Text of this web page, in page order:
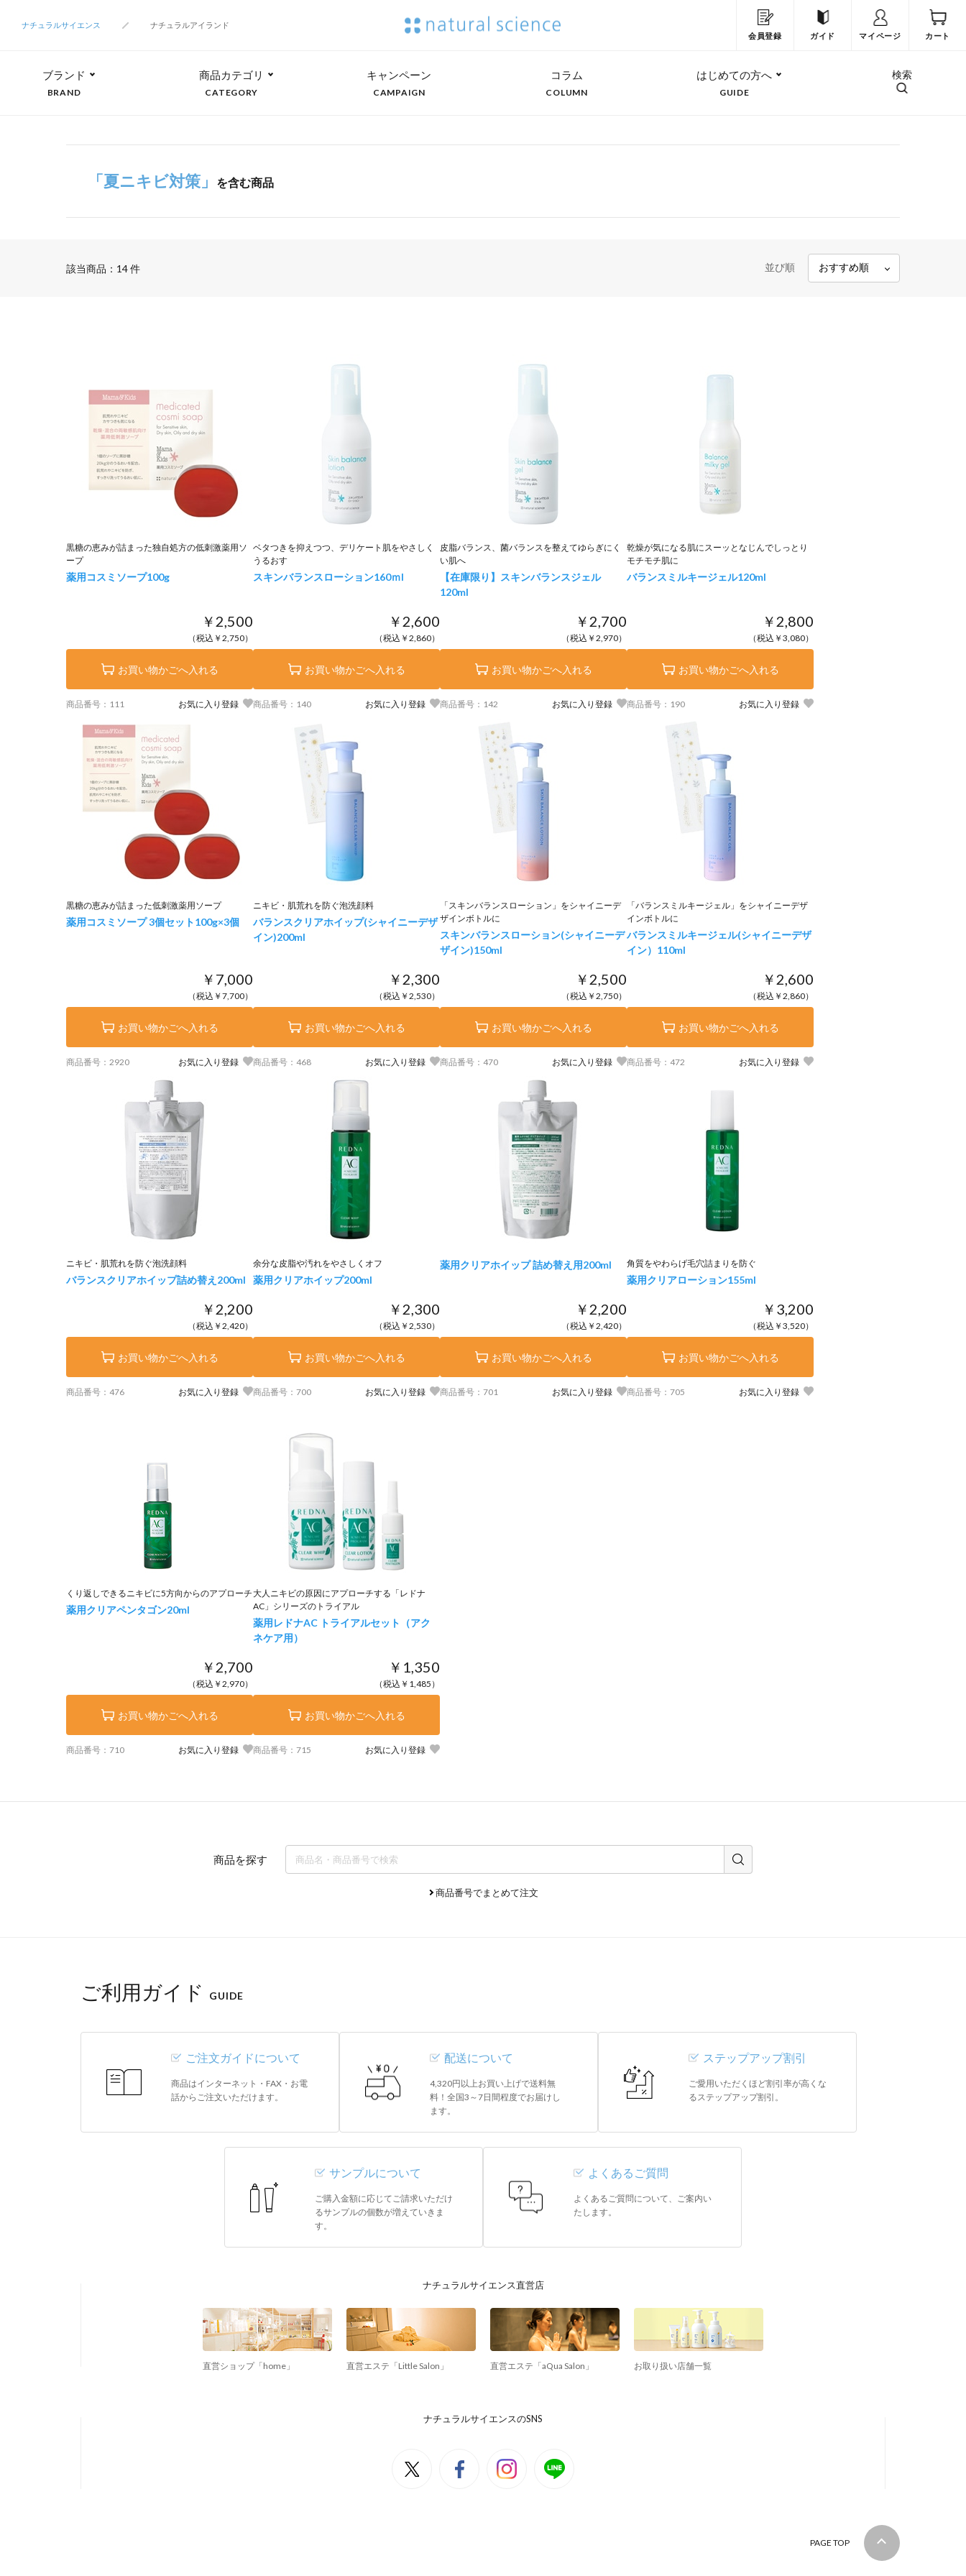
ナチュラルサイエンス
ナチュラルアイランド
会員登録
ガイド マイページ カート
ブランド
BRAND
商品カテゴリ
CATEGORY
キャンペーン
CAMPAIGN
コラム
COLUMN
はじめての方へ
GUIDE
検索
「夏ニキビ対策」 を含む商品
該当商品：14 件 並び順
黒糖の恵みが詰まった独自処方の低刺激薬用ソ
ープ
薬用コスミソープ100g
￥2,500
（税込￥2,750）
お買い物かごへ入れる
商品番号：111 お気に入り登録
ベタつきを抑えつつ、デリケート肌をやさしく
うるおす
スキンバランスローション160ｍl
￥2,600
（税込￥2,860）
お買い物かごへ入れる
商品番号：140 お気に入り登録
皮脂バランス、菌バランスを整えてゆらぎにく
い肌へ
【在庫限り】スキンバランスジェル
120ml
￥2,700
（税込￥2,970）
お買い物かごへ入れる
商品番号：142 お気に入り登録
乾燥が気になる肌にスーッとなじんでしっとり
モチモチ肌に
バランスミルキージェル120ml
￥2,800
（税込￥3,080）
お買い物かごへ入れる
商品番号：190 お気に入り登録
黒糖の恵みが詰まった低刺激薬用ソープ
薬用コスミソープ 3個セット100g×3個
￥7,000
（税込￥7,700）
お買い物かごへ入れる
商品番号：2920 お気に入り登録
ニキビ・肌荒れを防ぐ泡洗顔料
バランスクリアホイップ(シャイニーデザ
イン)200ml
￥2,300
（税込￥2,530）
お買い物かごへ入れる
商品番号：468 お気に入り登録
「スキンバランスローション」をシャイニーデ
ザインボトルに
スキンバランスローション(シャイニーデ
ザイン)150ml
￥2,500
（税込￥2,750）
お買い物かごへ入れる
商品番号：470 お気に入り登録
「バランスミルキージェル」をシャイニーデザ
インボトルに
バランスミルキージェル(シャイニーデザ
イン） 110ml
￥2,600
（税込￥2,860）
お買い物かごへ入れる
商品番号：472 お気に入り登録
ニキビ・肌荒れを防ぐ泡洗顔料
バランスクリアホイップ詰め替え 200ml
￥2,200
（税込￥2,420）
お買い物かごへ入れる
商品番号：476 お気に入り登録
余分な皮脂や汚れをやさしくオフ
薬用クリアホイップ200ml
￥2,300
（税込￥2,530）
お買い物かごへ入れる
商品番号：700 お気に入り登録
薬用クリアホイップ 詰め替え用200ml
￥2,200
（税込￥2,420）
お買い物かごへ入れる
商品番号：701 お気に入り登録
角質をやわらげ毛穴詰まりを防ぐ
薬用クリアローション155ml
￥3,200
（税込￥3,520）
お買い物かごへ入れる
商品番号：705 お気に入り登録
くり返しできるニキビに5方向からのアプローチ
薬用クリアペンタゴン20ml
￥2,700
（税込￥2,970）
お買い物かごへ入れる
商品番号：710 お気に入り登録
大人ニキビの原因にアプローチする「レドナ
AC」シリーズのトライアル
薬用レドナAC トライアルセット（アク
ネケア用）
￥1,350
（税込￥1,485）
お買い物かごへ入れる
商品番号：715 お気に入り登録
商品を探す
商品番号でまとめて注文
ご利用ガイド GUIDE
ご注文ガイドについて
商品はインターネット・FAX・お電
話からご注文いただけます。
配送について
4,320円以上お買い上げで送料無
料！全国3～7日間程度でお届けし
ます。
ステップアップ割引
ご愛用いただくほど割引率が高くな
るステップアップ割引。
サンプルについて
ご購入金額に応じてご請求いただけ
るサンプルの個数が増えていきま
す。
よくあるご質問
よくあるご質問について、ご案内い
たします。
ナチュラルサイエンス直営店
直営ショップ「home」 直営エステ「Little Salon」 直営エステ「aQua Salon」 お取り扱い店舗一覧
ナチュラルサイエンスのSNS
PAGE TOP